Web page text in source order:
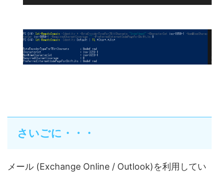
さいごに・・・
メール (Exchange Online / Outlook)を利用してい